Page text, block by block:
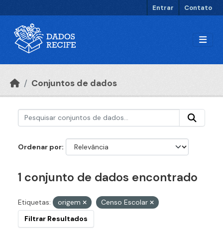
Entrar Contato
Conjuntos de dados
Ordenar por
1 conjunto de dados encontrado
Etiquetas: origem
Censo Escolar
Filtrar Resultados